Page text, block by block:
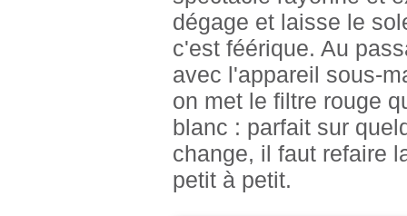
dégage et laisse le
c'est féérique. Au
avec l'appareil sous-
on met le filtre rouge
blanc : parfait sur
change, il faut refaire
petit à petit.